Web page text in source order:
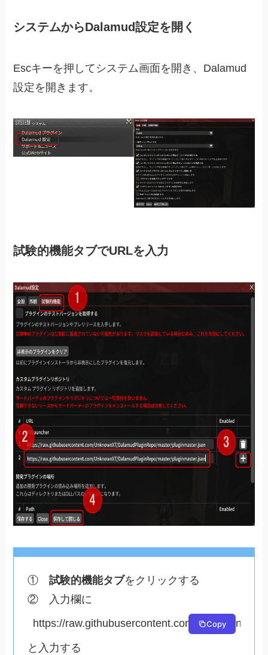
システムからDalamud設定を開く
Escキーを押してシステム画面を開き、Dalamud
設定を開きます。
試験的機能タブでURLを入力
① 試験的機能タブをクリックする
② 入力欄に
https://raw.githubusercontent.com/UnknownX7/
Copy
と入力する